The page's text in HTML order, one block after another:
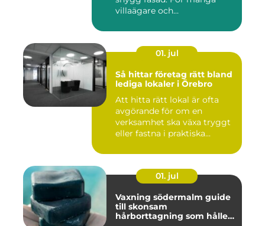
villaägare och
01. jul
Så hittar företag rätt bland
lediga lokaler i Örebro
Att hitta rätt lokal är ofta
avgörande för om en
verksamhet ska växa tryggt
eller fastna i praktiska...
01. jul
Vaxning södermalm guide
till skonsam
hårborttagning som håller